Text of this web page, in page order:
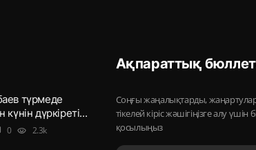
түрмеде
күнін дүркіреті...
0 visibility 2.3k
Ақпараттық
Соңғы жаңалықтарды,
тікелей кіріс жәшігіңізге алу үшін
қосылыңыз